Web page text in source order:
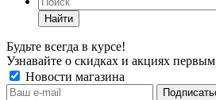
Найти
Будьте всегда в курсе!
Узнавайте о скидках и акциях первым
Новости магазина